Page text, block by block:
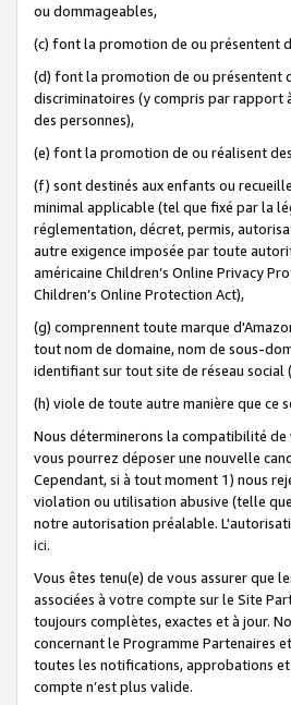
ou dommageables,
(c) font la promotion de ou présentent
(d) font la promotion de ou présentent
discriminatoires (y compris par rapport
des personnes),
(e) font la promotion de ou réalisent
(f) sont destinés aux enfants ou
minimal applicable (tel que fixé par la
réglementation, décret, permis,
autre exigence imposée par toute
américaine Children’s Online Privacy
Children’s Online Protection Act),
(g) comprennent toute marque
tout nom de domaine, nom de sous-
identifiant sur tout site de réseau social
(h) viole de toute autre manière que
Nous déterminerons la compatibilité
vous pourrez déposer une nouvelle
Cependant, si à tout moment 1) nous
violation ou utilisation abusive (telle
notre autorisation préalable.
ici.
Vous êtes tenu(e) de vous assurer que
associées à votre compte sur le Site
toujours complètes, exactes et à jour.
concernant le Programme Partenaires
toutes les notifications, approbations et
compte n’est plus valide.